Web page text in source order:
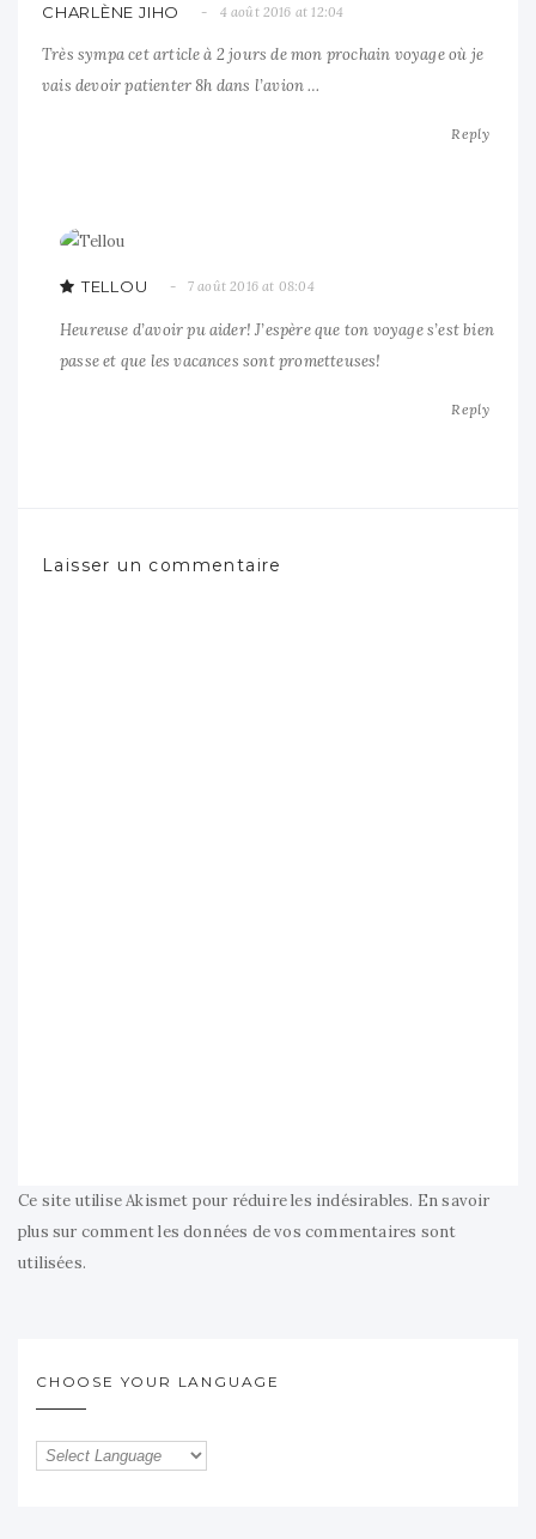
CHARLÈNE JIHO 4 août 2016 at 12:04
Très sympa cet article à 2 jours de mon prochain voyage où je
vais devoir patienter 8h dans l’avion …
Reply
TELLOU 7 août 2016 at 08:04
Heureuse d’avoir pu aider! J’espère que ton voyage s’est bien
passe et que les vacances sont prometteuses!
Reply
Laisser un commentaire
Ce site utilise Akismet pour réduire les indésirables. En savoir
plus sur comment les données de vos commentaires sont
utilisées.
CHOOSE YOUR LANGUAGE